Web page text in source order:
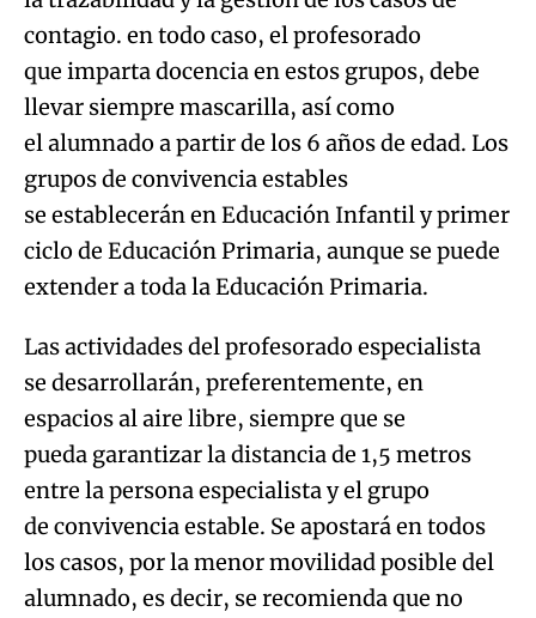
contagio. en todo caso, el profesorado
que imparta docencia en estos grupos, debe
llevar siempre mascarilla, así como
el alumnado a partir de los 6 años de edad. Los
grupos de convivencia estables
se establecerán en Educación Infantil y primer
ciclo de Educación Primaria, aunque se puede
extender a toda la Educación Primaria.
Las actividades del profesorado especialista
se desarrollarán, preferentemente, en
espacios al aire libre, siempre que se
pueda garantizar la distancia de 1,5 metros
entre la persona especialista y el grupo
de convivencia estable. Se apostará en todos
los casos, por la menor movilidad posible del
alumnado, es decir, se recomienda que no